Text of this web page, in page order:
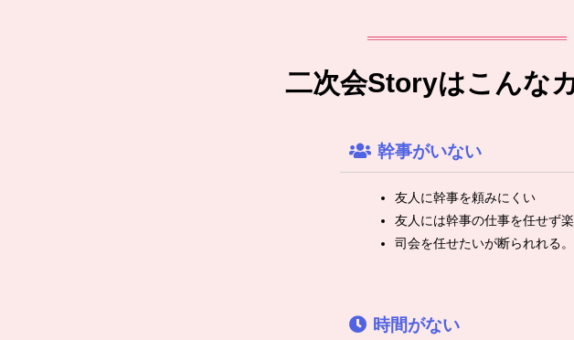
二次会Storyはこんな
幹事がいない
友人に幹事を頼みにくい
友人には幹事の仕事を任せず
司会を任せたいが断られれる。
時間がない